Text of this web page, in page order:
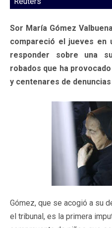
Sor María Gómez
compareció el jueves en
responder sobre una
robados que ha
y centenares de denuncias
Gómez, que se acogió a su
el tribunal, es la primera